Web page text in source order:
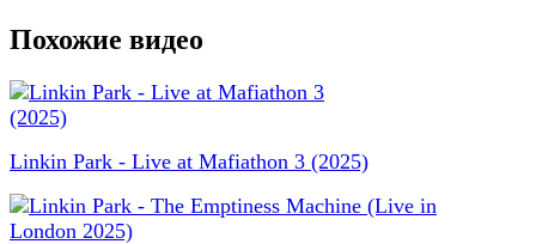
Похожие видео
Linkin Park - Live at Mafiathon 3 (2025)